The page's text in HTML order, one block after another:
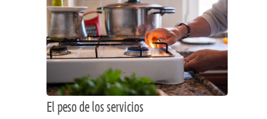
El peso de los servicios